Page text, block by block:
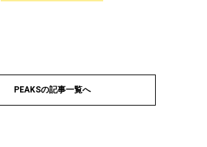
PEAKSの記事一覧へ